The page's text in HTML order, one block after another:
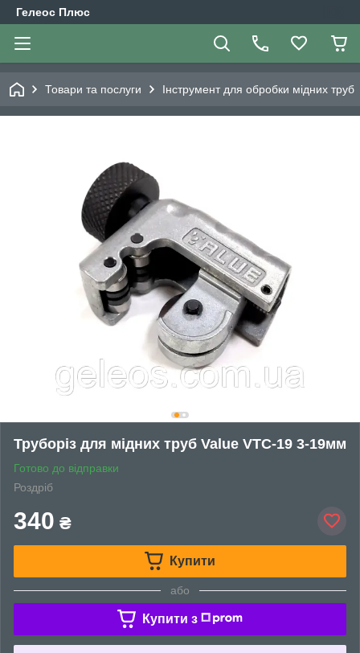
Гелеос Плюс
Товари та послуги Інструмент для обробки мідних труб
Труборіз для мідних труб Value VTC-19 3-19мм
Готово до відправки
Роздріб
340 ₴
Купити
або
Купити з